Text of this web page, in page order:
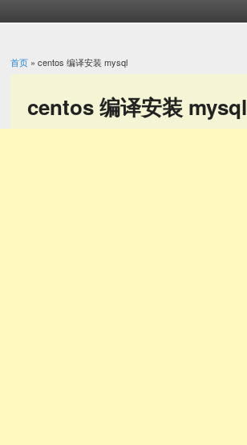
你在这里
首页 » centos 编译安装 mysql
centos 编译安装 mysql